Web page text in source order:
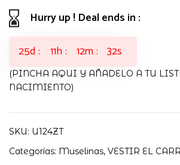
Hurry up ! Deal ends in :
25d 11h 12m 31s
(PINCHA AQUI Y AÑADELO A TU
NACIMIENTO)
SKU: U124ZT
Categorías: Muselinas, VESTIR EL